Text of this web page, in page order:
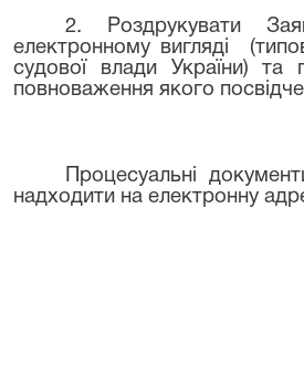
2. Роздрукувати
електронному вигляді
судової влади України)
повноваження якого
Процесуальні
надходити на електронну